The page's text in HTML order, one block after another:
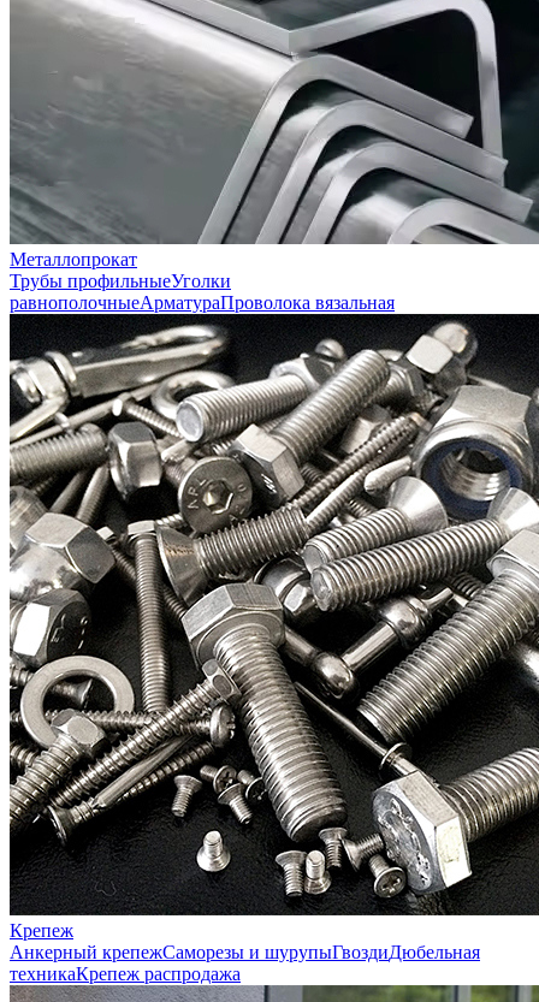
Металлопрокат
Трубы профильныеУголки
равнополочныеАрматураПроволока вязальная
Крепеж
Анкерный крепежСаморезы и шурупыГвоздиДюбельная
техникаКрепеж распродажа